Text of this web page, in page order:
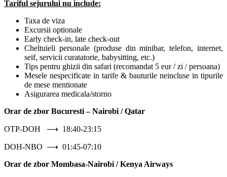
Tariful sejurului nu include:
Taxa de viza
Excursii optionale
Early check-in, late check-out
Cheltuieli personale (produse din minibar, telefon, internet,
seif, servicii curatatorie, babysitting, etc.)
Tips pentru ghizii din safari (recomandat 5 eur / zi / persoana)
Mesele nespecificate in tarife & bauturile neincluse in tipurile
de mese mentionate
Asigurarea medicala/storno
Orar de zbor Bucuresti – Nairobi / Qatar
OTP-DOH ⟶ 18:40-23:15
DOH-NBO ⟶ 01:45-07:10
Orar de zbor Mombasa-Nairobi / Kenya Airways